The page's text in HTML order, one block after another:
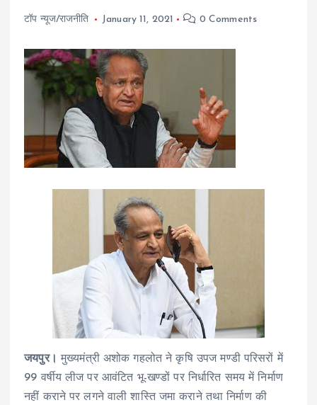
टॉप न्यूज/राजनीति January 11, 2021 0 Comments
जयपुर। मुख्यमंत्री अशोक गहलोत ने कृषि उपज मण्डी परिसरों में
99 वर्षीय लीज पर आवंटित भू-खण्डों पर निर्धारित समय में निर्माण
नहीं कराने पर लगने वाली शास्ति जमा कराने तथा निर्माण की